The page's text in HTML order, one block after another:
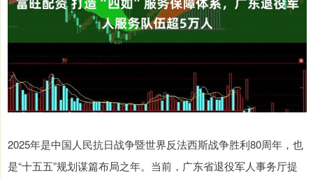
2025年是中国人民抗日战争暨世界反法西斯战争胜利80周年，也
是“十五五”规划谋篇布局之年。当前，广东省退役军人事务厅提